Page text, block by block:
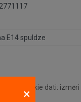
E14 spuldze
tehniskie dati: izmēri
×